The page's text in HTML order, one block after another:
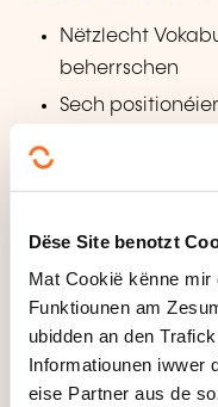
Dëse Site benotzt
Mat Cookië kënne
Funktiounen am
ubidden an den
Informatiounen iwwer
eise Partner aus de
Nëtzlecht
beherrschen
Sech
Sech selwer an
Zuelen gutt
WÉI GESÄIT
DER